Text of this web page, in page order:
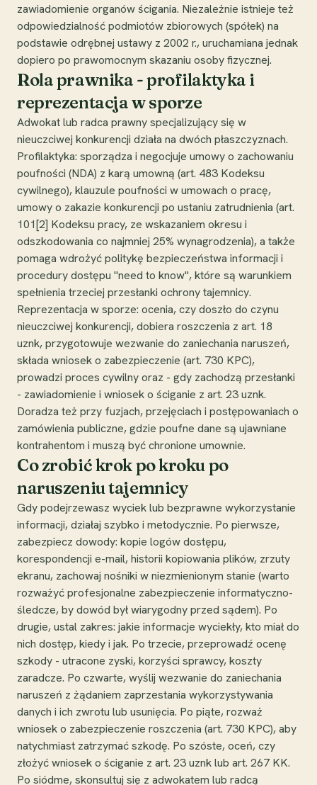
zawiadomienie organów ścigania. Niezależnie istnieje też
odpowiedzialność podmiotów zbiorowych (spółek) na
podstawie odrębnej ustawy z 2002 r., uruchamiana jednak
dopiero po prawomocnym skazaniu osoby fizycznej.
Rola prawnika - profilaktyka i
reprezentacja w sporze
Adwokat lub radca prawny specjalizujący się w
nieuczciwej konkurencji działa na dwóch płaszczyznach.
Profilaktyka: sporządza i negocjuje umowy o zachowaniu
poufności (NDA) z karą umowną (art. 483 Kodeksu
cywilnego), klauzule poufności w umowach o pracę,
umowy o zakazie konkurencji po ustaniu zatrudnienia (art.
101[2] Kodeksu pracy, ze wskazaniem okresu i
odszkodowania co najmniej 25% wynagrodzenia), a także
pomaga wdrożyć politykę bezpieczeństwa informacji i
procedury dostępu "need to know", które są warunkiem
spełnienia trzeciej przesłanki ochrony tajemnicy.
Reprezentacja w sporze: ocenia, czy doszło do czynu
nieuczciwej konkurencji, dobiera roszczenia z art. 18
uznk, przygotowuje wezwanie do zaniechania naruszeń,
składa wniosek o zabezpieczenie (art. 730 KPC),
prowadzi proces cywilny oraz - gdy zachodzą przesłanki
- zawiadomienie i wniosek o ściganie z art. 23 uznk.
Doradza też przy fuzjach, przejęciach i postępowaniach o
zamówienia publiczne, gdzie poufne dane są ujawniane
kontrahentom i muszą być chronione umownie.
Co zrobić krok po kroku po
naruszeniu tajemnicy
Gdy podejrzewasz wyciek lub bezprawne wykorzystanie
informacji, działaj szybko i metodycznie. Po pierwsze,
zabezpiecz dowody: kopie logów dostępu,
korespondencji e-mail, historii kopiowania plików, zrzuty
ekranu, zachowaj nośniki w niezmienionym stanie (warto
rozważyć profesjonalne zabezpieczenie informatyczno-
śledcze, by dowód był wiarygodny przed sądem). Po
drugie, ustal zakres: jakie informacje wyciekły, kto miał do
nich dostęp, kiedy i jak. Po trzecie, przeprowadź ocenę
szkody - utracone zyski, korzyści sprawcy, koszty
zaradcze. Po czwarte, wyślij wezwanie do zaniechania
naruszeń z żądaniem zaprzestania wykorzystywania
danych i ich zwrotu lub usunięcia. Po piąte, rozważ
wniosek o zabezpieczenie roszczenia (art. 730 KPC), aby
natychmiast zatrzymać szkodę. Po szóste, oceń, czy
złożyć wniosek o ściganie z art. 23 uznk lub art. 267 KK.
Po siódme, skonsultuj się z adwokatem lub radcą